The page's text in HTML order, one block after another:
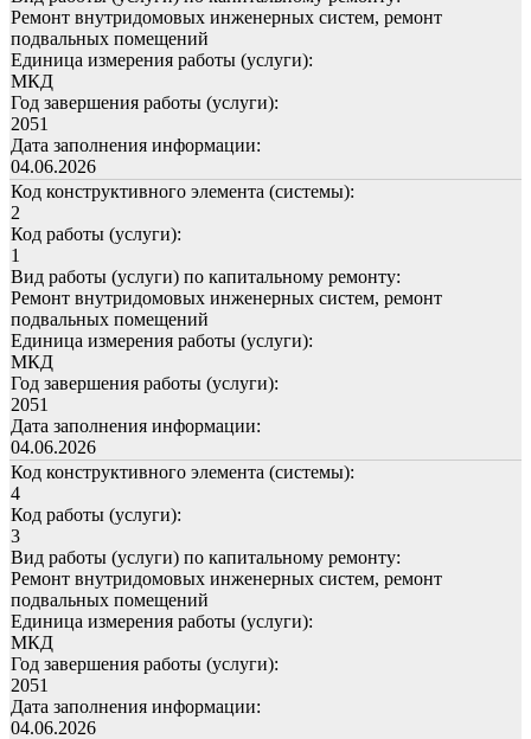
Ремонт внутридомовых инженерных систем, ремонт
подвальных помещений
Единица измерения работы (услуги):
МКД
Год завершения работы (услуги):
2051
Дата заполнения информации:
04.06.2026
Код конструктивного элемента (системы):
2
Код работы (услуги):
1
Вид работы (услуги) по капитальному ремонту:
Ремонт внутридомовых инженерных систем, ремонт
подвальных помещений
Единица измерения работы (услуги):
МКД
Год завершения работы (услуги):
2051
Дата заполнения информации:
04.06.2026
Код конструктивного элемента (системы):
4
Код работы (услуги):
3
Вид работы (услуги) по капитальному ремонту:
Ремонт внутридомовых инженерных систем, ремонт
подвальных помещений
Единица измерения работы (услуги):
МКД
Год завершения работы (услуги):
2051
Дата заполнения информации:
04.06.2026